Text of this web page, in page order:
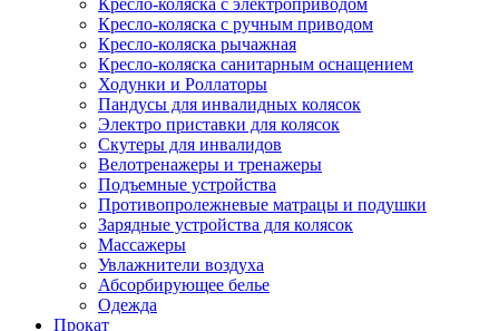
Кресло-коляска с электроприводом
Кресло-коляска с ручным приводом
Кресло-коляска рычажная
Кресло-коляска санитарным оснащением
Ходунки и Роллаторы
Пандусы для инвалидных колясок
Электро приставки для колясок
Скутеры для инвалидов
Велотренажеры и тренажеры
Подъемные устройства
Противопролежневые матрацы и подушки
Зарядные устройства для колясок
Массажеры
Увлажнители воздуха
Абсорбирующее белье
Одежда
Прокат